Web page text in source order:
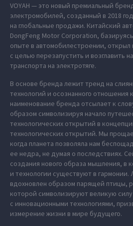
VOYAH — это новый премиальный
электромобилей, созданный в 2018
на глобальные продажи. Китайский
DongFeng Motor Corporation,
опыте в автомобилестроении,
с целью перезапустить и возглавить
транспорта на электротяге.
В основе бренда лежит тренд на
технологий и осознанного отношения
наименование бренда отсылает к
образом символизируя начало
технологических открытий в
технологических открытий. Мы
когда планета позволяла нам
ее недра, не думая о последствиях.
создания нового образа мышления, в
и технологии существуют в гармонии.
вдохновлен образом парящей птицы,
которой символизируют великую
с инновационными технологиями,
измерение жизни в мире будущего.